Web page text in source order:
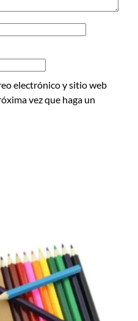
electrónico y sitio web
vez que haga un